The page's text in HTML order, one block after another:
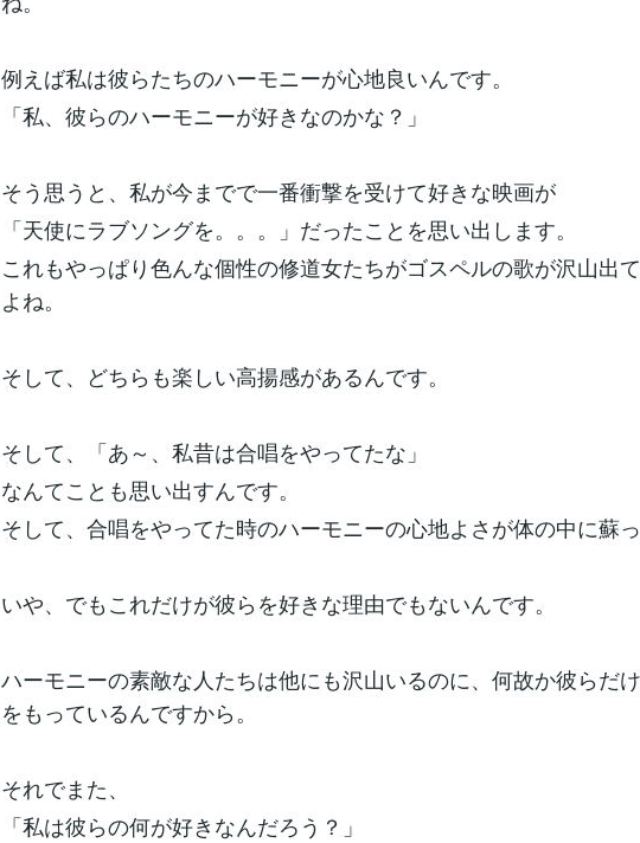
例えば私は彼らたちのハーモニーが心地良いんです。
「私、彼らのハーモニーが好きなのかな？」
そう思うと、私が今までで一番衝撃を受けて好きな映画が
「天使にラブソングを。。。」だったことを思い出します。
これもやっぱり色んな個性の修道女たちがゴスペルの歌が沢山出
よね。
そして、どちらも楽しい高揚感があるんです。
そして、「あ～、私昔は合唱をやってたな」
なんてことも思い出すんです。
そして、合唱をやってた時のハーモニーの心地よさが体の中に蘇っ
いや、でもこれだけが彼らを好きな理由でもないんです。
ハーモニーの素敵な人たちは他にも沢山いるのに、何故か彼らだ
をもっているんですから。
それでまた、
「私は彼らの何が好きなんだろう？」